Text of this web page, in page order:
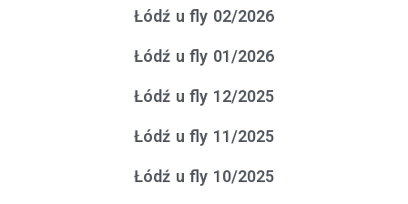
Łódź u fly 02/2026
Łódź u fly 01/2026
Łódź u fly 12/2025
Łódź u fly 11/2025
Łódź u fly 10/2025